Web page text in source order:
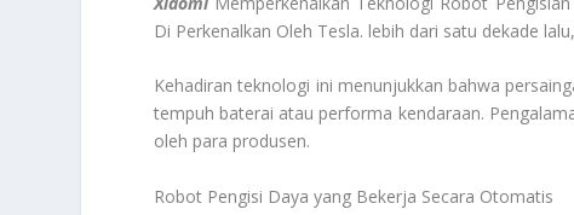
Di Perkenalkan Oleh Tesla. lebih dari satu dekade
Kehadiran teknologi ini menunjukkan bahwa
tempuh baterai atau performa kendaraan.
oleh para produsen.
Robot Pengisi Daya yang Bekerja Secara Otomatis